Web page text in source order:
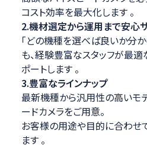
コスト効率を最大化します 。
2.機材選定から運用まで安心
「どの機種を選べば良いか分
も、経験豊富なスタッフが最
ポートします 。
3.豊富なラインナップ
最新機種から汎用性の高いモ
ードカメラをご用意。
お客様の用途や目的に合わせ
ます 。